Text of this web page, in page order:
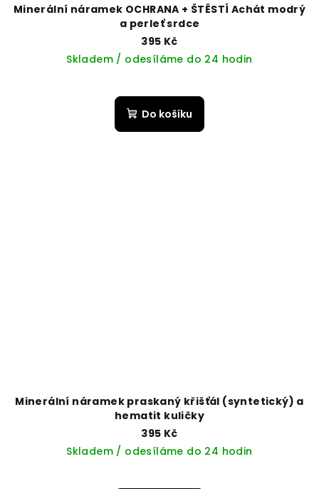
Minerální náramek OCHRANA + ŠTĚSTÍ Achát modrý
a perleť srdce
395 Kč
Skladem / odesíláme do 24 hodin
Do košíku
Minerální náramek praskaný křišťál (syntetický) a
hematit kuličky
395 Kč
Skladem / odesíláme do 24 hodin